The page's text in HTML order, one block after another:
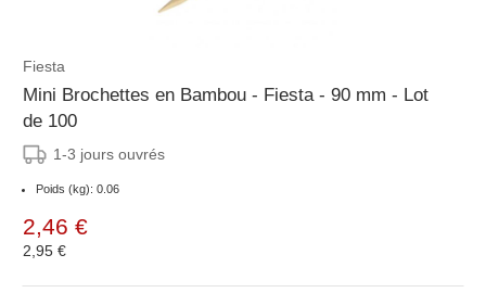
Fiesta
Mini Brochettes en Bambou - Fiesta - 90 mm - Lot
de 100
1-3 jours ouvrés
Poids (kg): 0.06
2,46 €
2,95 €